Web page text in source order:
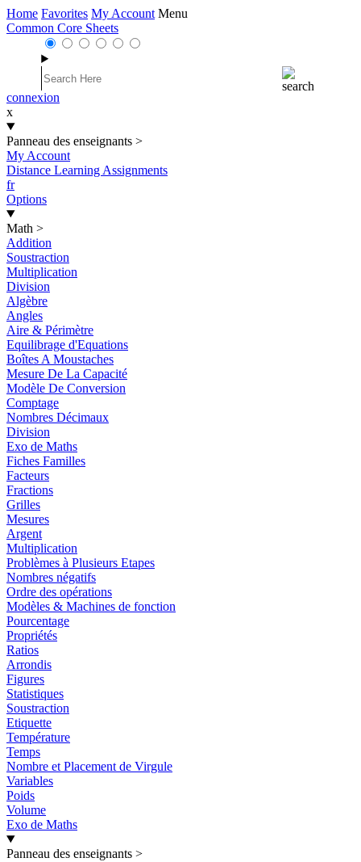
Home Favorites My Account Menu
Common Core Sheets
connexion
x
Panneau des enseignants >
My Account
Distance Learning Assignments
fr
Options
Math >
Addition
Soustraction
Multiplication
Division
Algèbre
Angles
Aire & Périmètre
Equilibrage d'Equations
Boîtes A Moustaches
Mesure De La Capacité
Modèle De Conversion
Comptage
Nombres Décimaux
Division
Exo de Maths
Fiches Familles
Facteurs
Fractions
Grilles
Mesures
Argent
Multiplication
Problèmes à Plusieurs Etapes
Nombres négatifs
Ordre des opérations
Modèles & Machines de fonction
Pourcentage
Propriétés
Ratios
Arrondis
Figures
Statistiques
Soustraction
Etiquette
Température
Temps
Nombre et Placement de Virgule
Variables
Poids
Volume
Exo de Maths
Panneau des enseignants >